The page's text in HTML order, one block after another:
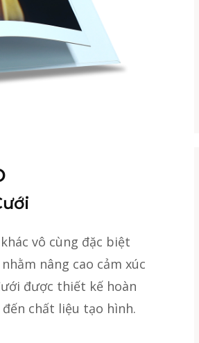
vô cùng đặc biệt
nâng cao cảm xúc
được thiết kế hoàn
chất liệu tạo hình.